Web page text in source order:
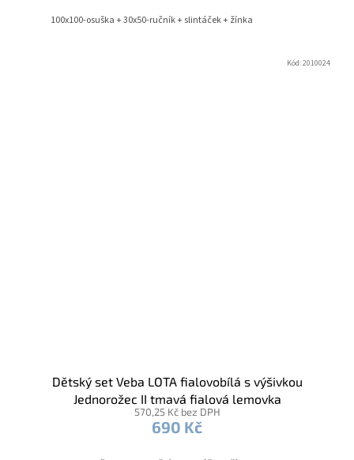
100x100-osuška + 30x50-ručník + slintáček + žínka
Dětský set Veba LOTA fialovobílá s výšivkou
Jednorožec II tmavá fialová lemovka
570,25 Kč bez DPH
690 Kč
Kód:2010024